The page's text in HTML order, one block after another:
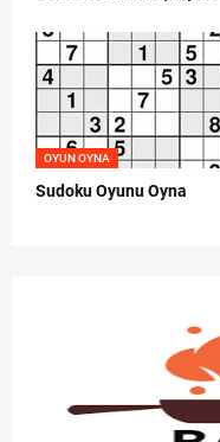
OYUN OYNA
Sudoku Oyunu Oyna